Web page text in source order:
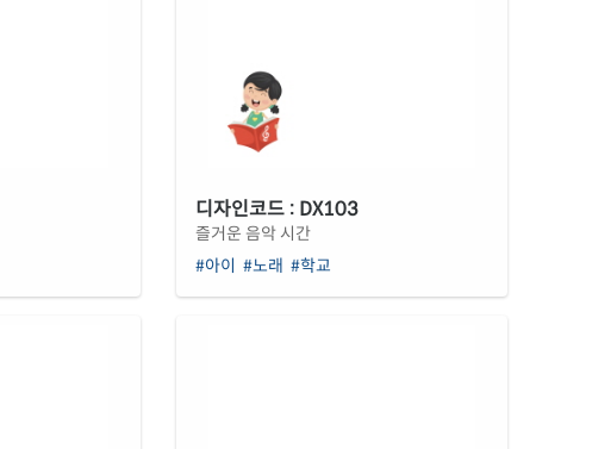
디자인코드 : DX103
즐거운 음악 시간
#아이 #노래 #학교